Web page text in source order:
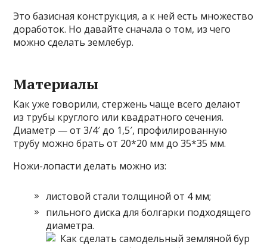
Это базисная конструкция, а к ней есть множество
доработок. Но давайте сначала о том, из чего
можно сделать землебур.
Материалы
Как уже говорили, стержень чаще всего делают
из трубы круглого или квадратного сечения.
Диаметр — от 3/4′ до 1,5′, профилированную
трубу можно брать от 20*20 мм до 35*35 мм.
Ножи-лопасти делать можно из:
листовой стали толщиной от 4 мм;
пильного диска для болгарки подходящего
диаметра.